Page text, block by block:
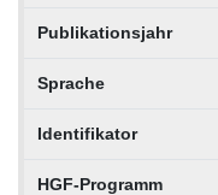
Publikationsjahr
Sprache
Identifikator
HGF-Programm